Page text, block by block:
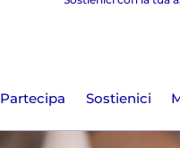
Partecipa Sostienici